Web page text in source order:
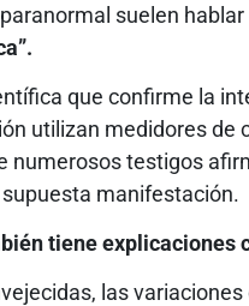
suelen
que confirme la
utilizan medidores
numerosos testigos
manifestación.
tiene explicaciones
las